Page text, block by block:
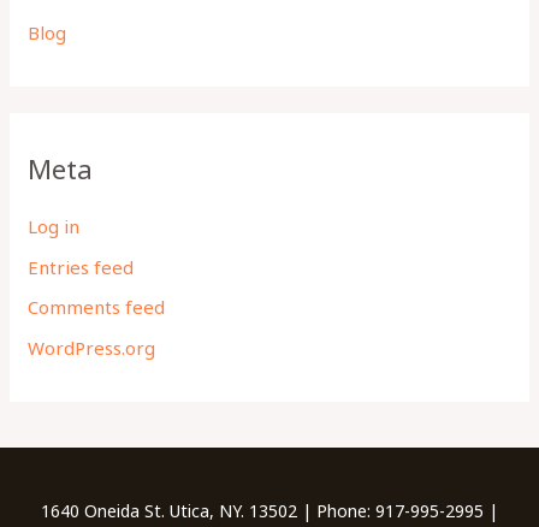
Blog
Meta
Log in
Entries feed
Comments feed
WordPress.org
1640 Oneida St. Utica, NY. 13502 | Phone: 917-995-2995 |